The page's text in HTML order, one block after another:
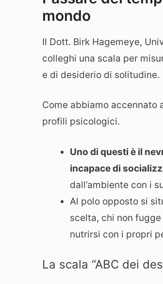
mondo
Il Dott. Birk Hagemeye,
colleghi una scala per
e di desiderio di solitudine.
Come abbiamo accennato
profili psicologici.
Uno di questi è il
incapace di
dall’ambiente con i
Al polo opposto si
scelta, chi non
nutrirsi con i propri
La scala “ABC dei